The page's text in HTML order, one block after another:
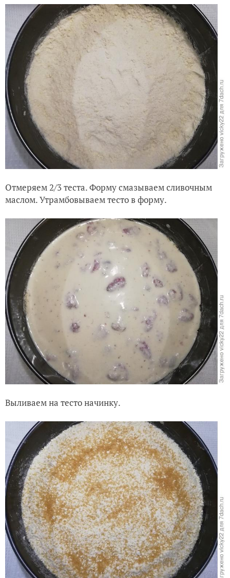
Отмеряем 2/3 теста. Форму смазываем сливочным
маслом. Утрамбовываем тесто в форму.
Выливаем на тесто начинку.